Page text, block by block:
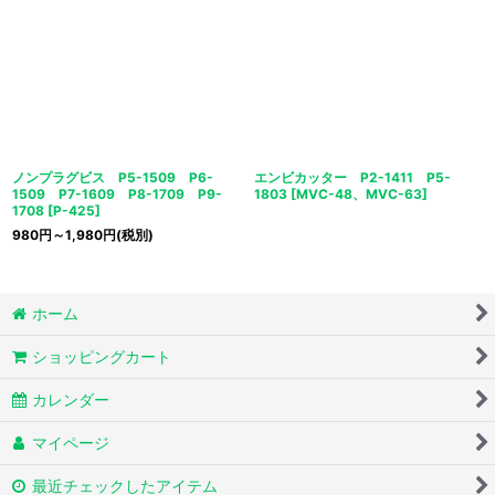
ノンプラグビス P5-1509 P6-
1509 P7-1609 P8-1709 P9-
1708 [P-425]
980円 ～1,980円(税別)
エンビカッター P2-1411 P5-
1803 [MVC-48、MVC-63]
ホーム
ショッピングカート
カレンダー
マイページ
最近チェックしたアイテム